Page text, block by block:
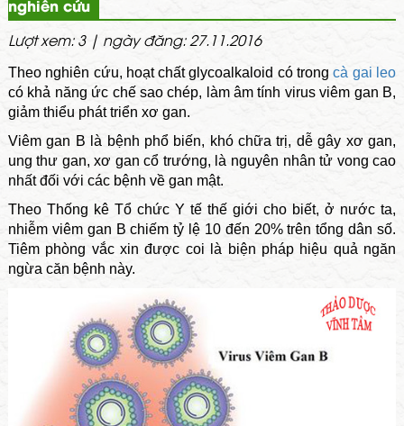
nghiên cứu
Lượt xem: 3 | ngày đăng: 27.11.2016
Theo nghiên cứu, hoạt chất glycoalkaloid có trongcà gai leo
có khả năng ức chế sao chép, làm âm tính virus viêm gan B,
giảm thiểu phát triển xơ gan.
Viêm gan B là bệnh phổ biến, khó chữa trị, dễ gây xơ gan,
ung thư gan, xơ gan cổ trướng, là nguyên nhân tử vong cao
nhất đối với các bệnh về gan mật.
Theo Thống kê Tổ chức Y tế thế giới cho biết, ở nước ta,
nhiễm viêm gan B chiếm tỷ lệ 10 đến 20% trên tổng dân số.
Tiêm phòng vắc xin được coi là biện pháp hiệu quả ngăn
ngừa căn bệnh này.